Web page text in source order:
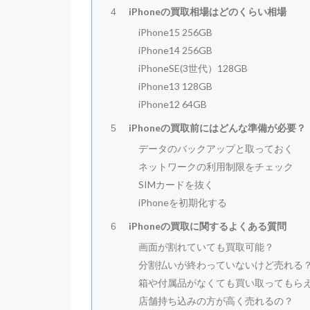
4
iPhoneの買取相場はどのくらい相場
iPhone15 256GB
iPhone14 256GB
iPhoneSE(3世代）128GB
iPhone13 128GB
iPhone12 64GB
5
iPhoneの買取前にはどんな準備が必要？
データのバックアップと取っておく
ネットワークの利用制限をチェック
SIMカードを抜く
iPhoneを初期化する
6
iPhoneの買取に関するよくある質問
画面が割れていても買取可能？
分割払いが終わっていないけど売れる？
箱や付属品がなくても買い取ってもら
店舗持ち込みの方が高く売れるの？